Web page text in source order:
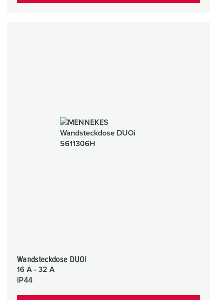
Wandsteckdose DUOi
16 A - 32 A
IP44